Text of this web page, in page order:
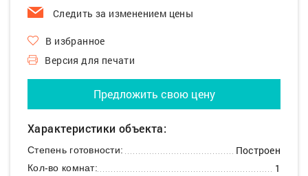
Следить за изменением цены
В избранное
Версия для печати
Предложить свою цену
Характеристики объекта:
Степень готовности: Построен
Кол-во комнат: 1